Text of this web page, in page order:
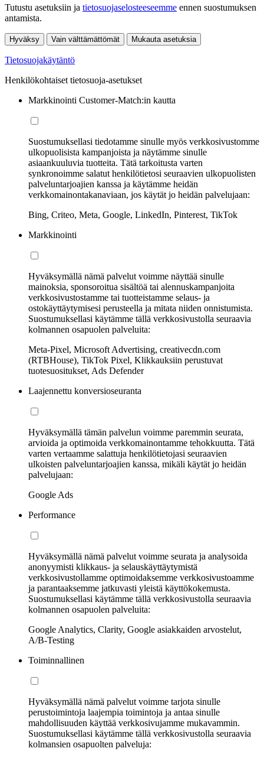
Tutustu asetuksiin ja tietosuojaselosteeseemme ennen suostumuksen
antamista.
Hyväksy Vain välttämättömät Mukauta asetuksia
Tietosuojakäytäntö
Henkilökohtaiset tietosuoja-asetukset
Markkinointi Customer-Match:in kautta
Suostumuksellasi tiedotamme sinulle myös verkkosivustomme
ulkopuolisista kampanjoista ja näytämme sinulle
asiaankuuluvia tuotteita. Tätä tarkoitusta varten
synkronoimme salatut henkilötietosi seuraavien ulkopuolisten
palveluntarjoajien kanssa ja käytämme heidän
verkkomainontakanaviaan, jos käytät jo heidän palvelujaan:
Bing, Criteo, Meta, Google, LinkedIn, Pinterest, TikTok
Markkinointi
Hyväksymällä nämä palvelut voimme näyttää sinulle
mainoksia, sponsoroitua sisältöä tai alennuskampanjoita
verkkosivustostamme tai tuotteistamme selaus- ja
ostokäyttäytymisesi perusteella ja mitata niiden onnistumista.
Suostumuksellasi käytämme tällä verkkosivustolla seuraavia
kolmannen osapuolen palveluita:
Meta-Pixel, Microsoft Advertising, creativecdn.com
(RTBHouse), TikTok Pixel, Klikkauksiin perustuvat
tuotesuositukset, Ads Defender
Laajennettu konversioseuranta
Hyväksymällä tämän palvelun voimme paremmin seurata,
arvioida ja optimoida verkkomainontamme tehokkuutta. Tätä
varten vertaamme salattuja henkilötietojasi seuraavien
ulkoisten palveluntarjoajien kanssa, mikäli käytät jo heidän
palvelujaan:
Google Ads
Performance
Hyväksymällä nämä palvelut voimme seurata ja analysoida
anonyymisti klikkaus- ja selauskäyttäytymistä
verkkosivustollamme optimoidaksemme verkkosivustoamme
ja parantaaksemme jatkuvasti yleistä käyttökokemusta.
Suostumuksellasi käytämme tällä verkkosivustolla seuraavia
kolmannen osapuolen palveluita:
Google Analytics, Clarity, Google asiakkaiden arvostelut,
A/B-Testing
Toiminnallinen
Hyväksymällä nämä palvelut voimme tarjota sinulle
perustoimintoja laajempia toimintoja ja antaa sinulle
mahdollisuuden käyttää verkkosivujamme mukavammin.
Suostumuksellasi käytämme tällä verkkosivustolla seuraavia
kolmansien osapuolten palveluja: